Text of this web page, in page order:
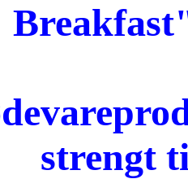
strengt